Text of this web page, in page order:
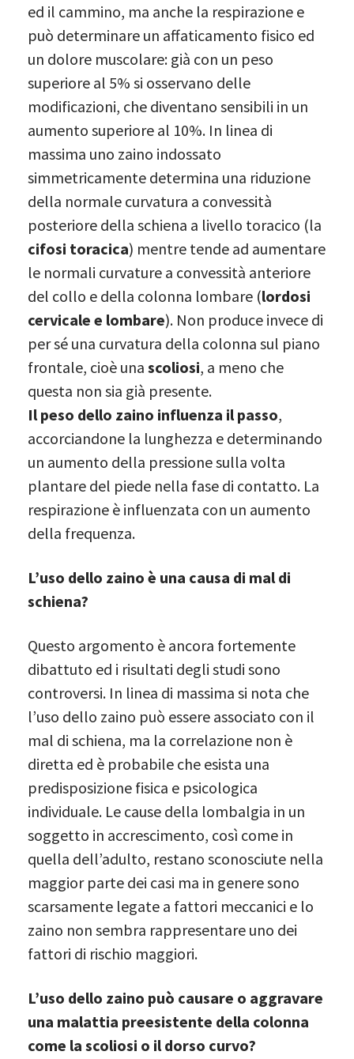
ed il cammino, ma anche la respirazione e
può determinare un affaticamento fisico ed
un dolore muscolare: già con un peso
superiore al 5% si osservano delle
modificazioni, che diventano sensibili in un
aumento superiore al 10%. In linea di
massima uno zaino indossato
simmetricamente determina una riduzione
della normale curvatura a convessità
posteriore della schiena a livello toracico (la
cifosi toracica) mentre tende ad aumentare
le normali curvature a convessità anteriore
del collo e della colonna lombare (lordosi
cervicale e lombare). Non produce invece di
per sé una curvatura della colonna sul piano
frontale, cioè una scoliosi, a meno che
questa non sia già presente.
Il peso dello zaino influenza il passo,
accorciandone la lunghezza e determinando
un aumento della pressione sulla volta
plantare del piede nella fase di contatto. La
respirazione è influenzata con un aumento
della frequenza.
L’uso dello zaino è una causa di mal di
schiena?
Questo argomento è ancora fortemente
dibattuto ed i risultati degli studi sono
controversi. In linea di massima si nota che
l’uso dello zaino può essere associato con il
mal di schiena, ma la correlazione non è
diretta ed è probabile che esista una
predisposizione fisica e psicologica
individuale. Le cause della lombalgia in un
soggetto in accrescimento, così come in
quella dell’adulto, restano sconosciute nella
maggior parte dei casi ma in genere sono
scarsamente legate a fattori meccanici e lo
zaino non sembra rappresentare uno dei
fattori di rischio maggiori.
L’uso dello zaino può causare o aggravare
una malattia preesistente della colonna
come la scoliosi o il dorso curvo?